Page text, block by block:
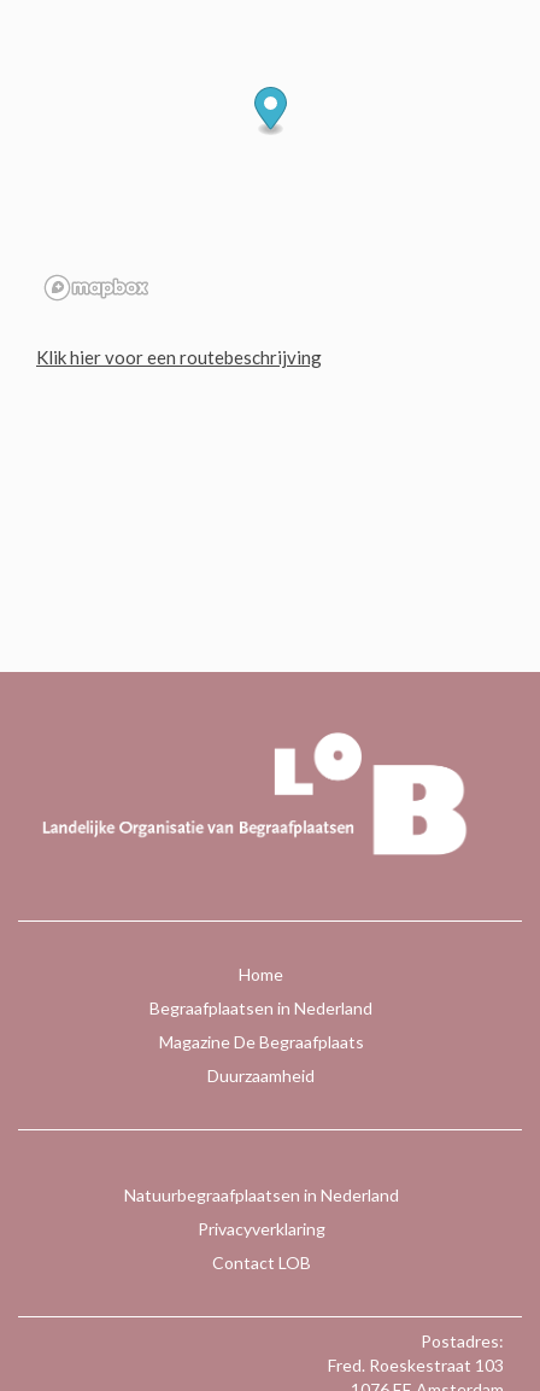
Klik hier voor een routebeschrijving
Home
Begraafplaatsen in Nederland
Magazine De Begraafplaats
Duurzaamheid
Natuurbegraafplaatsen in Nederland
Privacyverklaring
Contact LOB
Postadres:
Fred. Roeskestraat 103